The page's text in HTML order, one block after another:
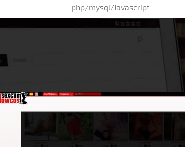
php/mysql/Javascript